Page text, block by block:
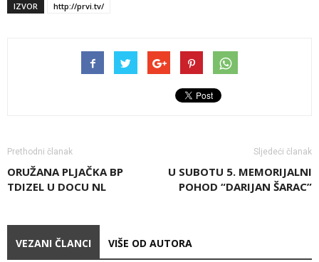
IZVOR http://prvi.tv/
Prethodni članak
ORUŽANA PLJAČKA BP
TDIZEL U DOCU NL
Sljedeći članak
U SUBOTU 5. MEMORIJALNI
POHOD “DARIJAN ŠARAC”
VEZANI ČLANCI VIŠE OD AUTORA